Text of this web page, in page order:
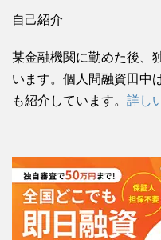
自己紹介
某金融機関に勤めた後、
います。個人間融資田中
も紹介しています。 詳し